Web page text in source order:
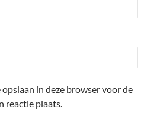
in deze browser voor de
reactie plaats.